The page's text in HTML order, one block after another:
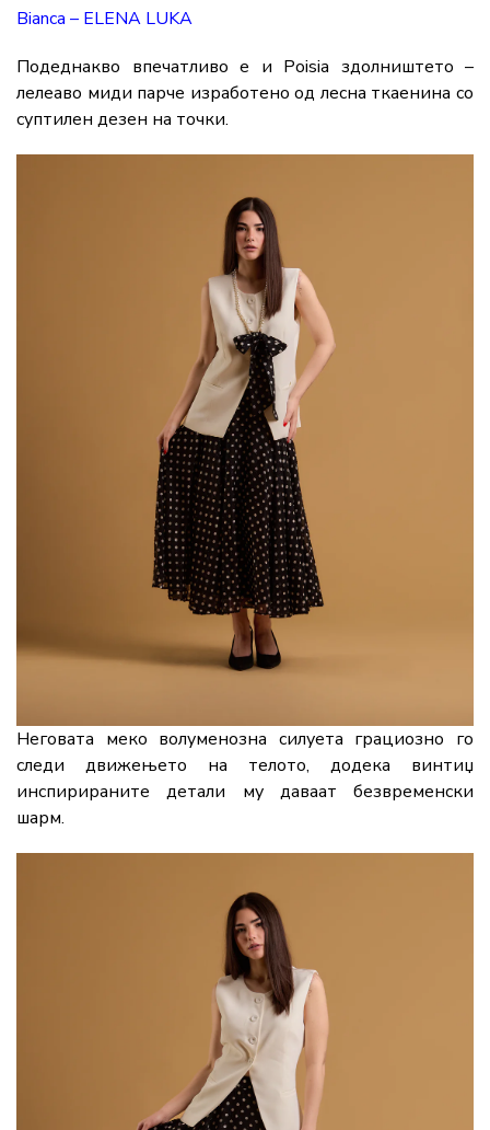
Bianca – ELENA LUKA
Подеднакво впечатливо е и Poisia здолништето –
лелеаво миди парче изработено од лесна ткаенина со
суптилен дезен на точки.
Неговата меко волуменозна силуета грациозно го
следи движењето на телото, додека винтиџ
инспирираните детали му даваат безвременски
шарм.